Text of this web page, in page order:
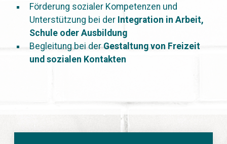
Förderung sozialer Kompetenzen und
Unterstützung bei der Integration in Arbeit,
Schule oder Ausbildung
Begleitung bei derGestaltung von Freizeit
und sozialen Kontakten